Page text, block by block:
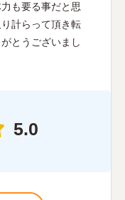
も要る事だと思
計らって頂き転
とうございまし
5.0